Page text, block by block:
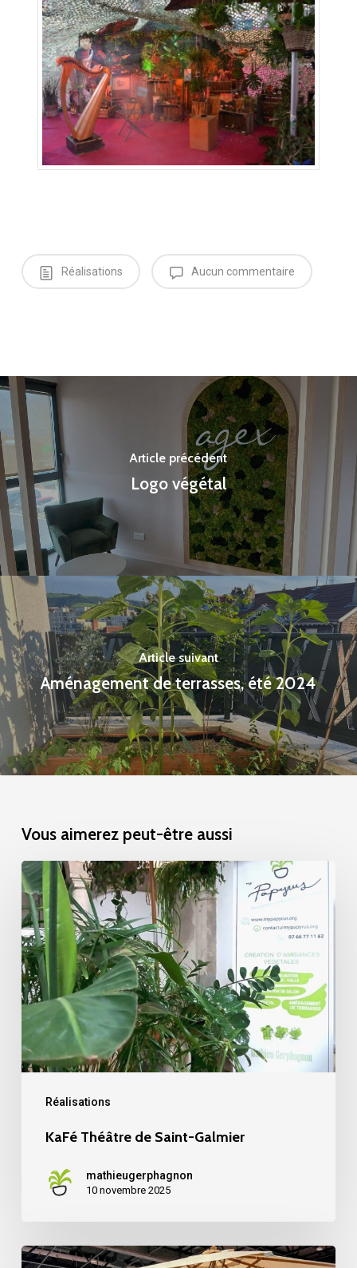
Réalisations Aucun commentaire
Article précédent
Logo végétal
Article suivant
Aménagement de terrasses, été 2024
Vous aimerez peut-être aussi
Réalisations
KaFé
Théâtre
de
Saint-
Galmier
KaFé Théâtre de Saint-Galmier
mathieugerphagnon
10 novembre 2025
Week-